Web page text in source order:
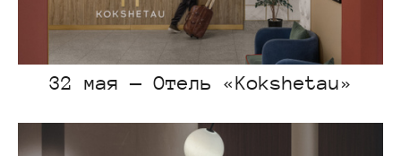
32 мая — Отель «Kokshetau»